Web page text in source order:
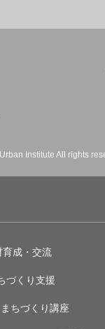
2209 （
Institute All rights
育成・交流
づくり支援
まちづくり講座